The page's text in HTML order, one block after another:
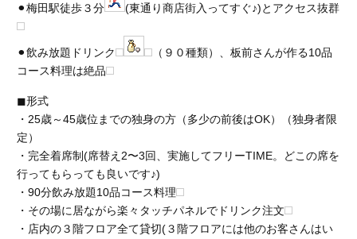
⚫︎梅田駅徒歩３分 (東通り商店街入ってすぐ♪)とアクセス抜群
⚫︎飲み放題ドリンク
（９０種類）、板前さんが作る10品
コース料理は絶品
◼︎形式
・ 25歳～45歳位までの独身の方（多少の前後はOK）（独身者限
定）
・完全着席制(席替え2〜3回、実施してフリーTIME。どこの席を
行ってもらっても良いです♪)
・90分飲み放題10品コース料理
・その場に居ながら楽々タッチパネルでドリンク注文
・店内の３階フロア全て貸切(３階フロアには他のお客さんはい